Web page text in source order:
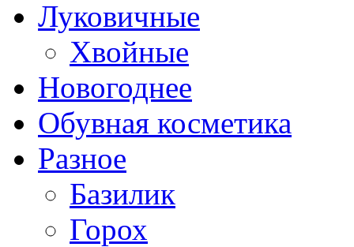
Луковичные
Хвойные
Новогоднее
Обувная косметика
Разное
Базилик
Горох